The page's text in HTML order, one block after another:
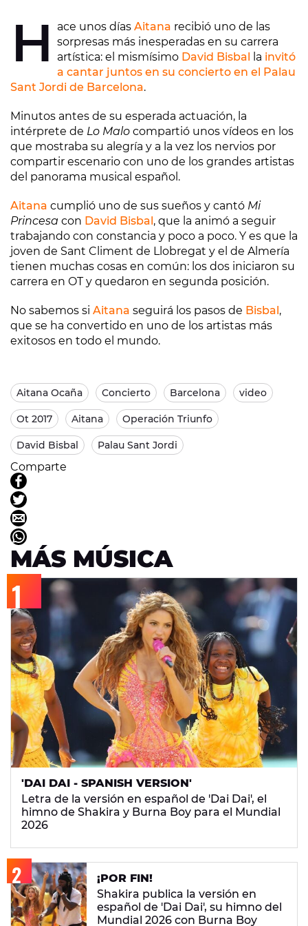
H ace unos días Aitana recibió uno de las
sorpresas más inesperadas en su carrera
artística: el mismísimo David Bisbal la invitó
a cantar juntos en su concierto en el Palau
Sant Jordi de Barcelona.
Minutos antes de su esperada actuación, la
intérprete de Lo Malo compartió unos vídeos en los
que mostraba su alegría y a la vez los nervios por
compartir escenario con uno de los grandes artistas
del panorama musical español.
Aitana cumplió uno de sus sueños y cantó Mi
Princesa con David Bisbal, que la animó a seguir
trabajando con constancia y poco a poco. Y es que la
joven de Sant Climent de Llobregat y el de Almería
tienen muchas cosas en común: los dos iniciaron su
carrera en OT y quedaron en segunda posición.
No sabemos si Aitana seguirá los pasos de Bisbal,
que se ha convertido en uno de los artistas más
exitosos en todo el mundo.
Aitana Ocaña Concierto Barcelona video
Ot 2017 Aitana Operación Triunfo
David Bisbal Palau Sant Jordi
Comparte
MÁS MÚSICA
'DAI DAI - SPANISH VERSION'
Letra de la versión en español de 'Dai Dai', el
himno de Shakira y Burna Boy para el Mundial
2026
¡POR FIN!
Shakira publica la versión en
español de 'Dai Dai', su himno del
Mundial 2026 con Burna Boy